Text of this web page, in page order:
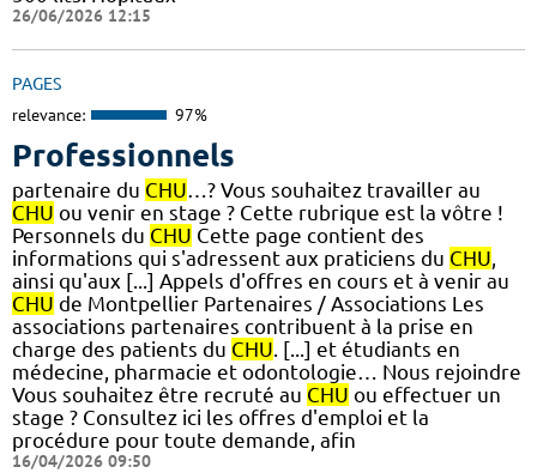
26/06/2026 12:15
PAGES
relevance: 97%
Professionnels
partenaire du CHU …? Vous souhaitez travailler au
CHU ou venir en stage ? Cette rubrique est la vôtre !
Personnels du CHU Cette page contient des
informations qui s'adressent aux praticiens du CHU
ainsi qu'aux [...] Appels d'offres en cours et à venir au
CHU de Montpellier Partenaires / Associations Les
associations partenaires contribuent à la prise en
charge des patients du CHU . [...] et étudiants en
médecine, pharmacie et odontologie… Nous rejoindre
Vous souhaitez être recruté au CHU ou effectuer un
stage ? Consultez ici les offres d'emploi et la
procédure pour toute demande, afin
16/04/2026 09:50